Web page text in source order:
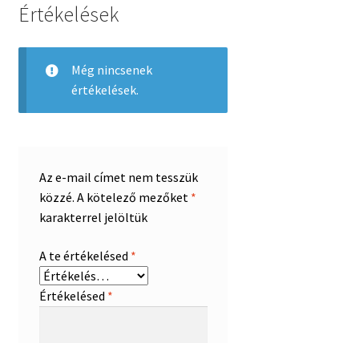
Értékelések
Még nincsenek
értékelések.
Az e-mail címet nem tesszük
közzé. A kötelező mezőket *
karakterrel jelöltük
A te értékelésed *
Értékelésed *